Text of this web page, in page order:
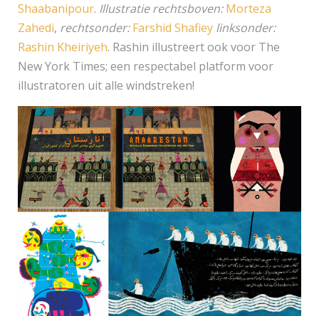
Shaabanipour. Illustratie rechtsboven: Morteza
Zahedi, rechtsonder:Farshid Shafiey linksonder:
Rashin Kheiriyeh. Rashin illustreert ook voor The
New York Times; een respectabel platform voor
illustratoren uit alle windstreken!